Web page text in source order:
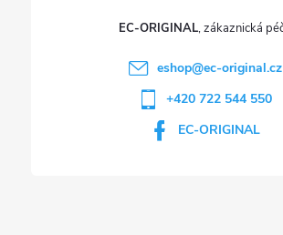
EC-ORIGINAL
eshop@ec-original.cz
+420 722 544 550
EC-ORIGINAL